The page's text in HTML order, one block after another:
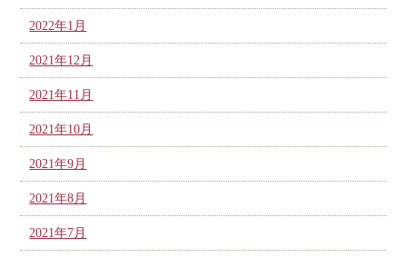
2022年1月
2021年12月
2021年11月
2021年10月
2021年9月
2021年8月
2021年7月